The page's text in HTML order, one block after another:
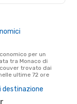
tra Monaco di
trovato dai
ultime 72 ore
destinazione